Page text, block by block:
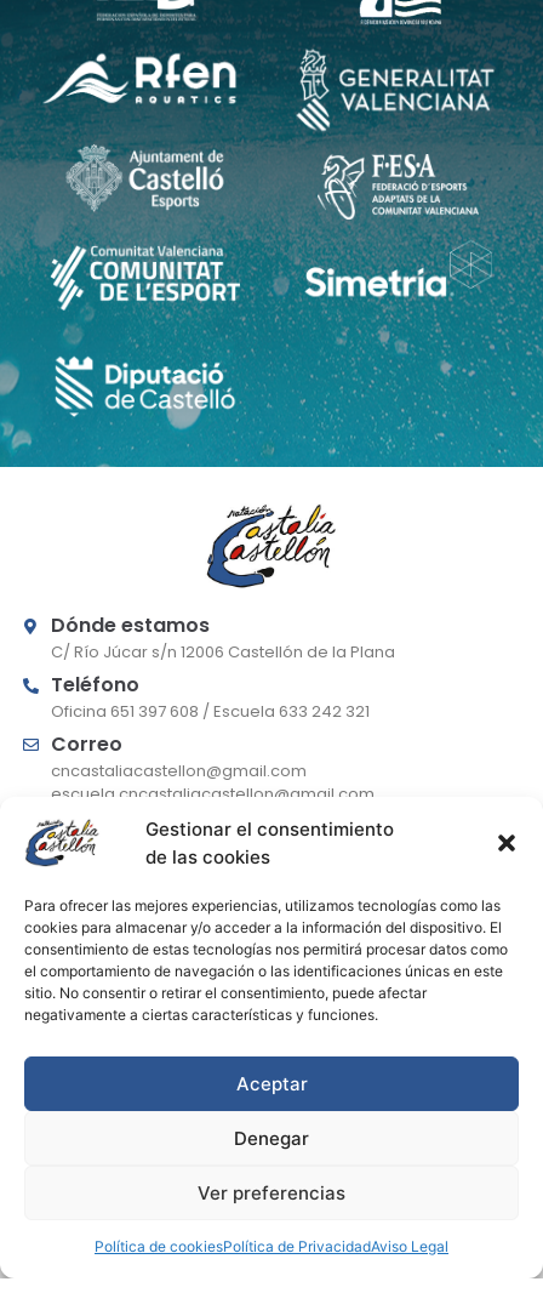
Gestionar el consentimiento
de las cookies
Para ofrecer las mejores experiencias, utilizamos tecnologías como las
cookies para almacenar y/o acceder a la información del dispositivo. El
consentimiento de estas tecnologías nos permitirá procesar datos como
el comportamiento de navegación o las identificaciones únicas en este
sitio. No consentir o retirar el consentimiento, puede afectar
negativamente a ciertas características y funciones.
Aceptar
Denegar
Ver preferencias
Política de cookiesPolítica de PrivacidadAviso Legal
Dónde estamos
C/ Río Júcar s/n 12006 Castellón de la Plana
Teléfono
Oficina 651 397 608 / Escuela 633 242 321
Correo
cncastaliacastellon@gmail.com
escuela.cncastaliacastellon@gmail.com
De lunes a jueves
9:30-13:30 (atención telefónica) / 17:00-19:00
Viernes
9:30-13:30 (atención telefónica)
Julio
Aviso Legal|Política de Privacidad |Política de Cookies|Declaración